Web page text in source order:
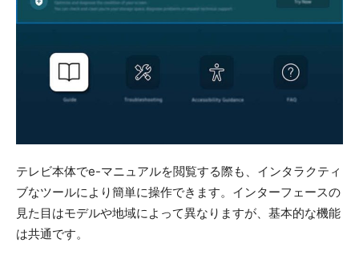
テレビ本体でe-マニュアルを閲覧する際も、インタラクティ
ブなツールにより簡単に操作できます。インターフェースの
見た目はモデルや地域によって異なりますが、基本的な機能
は共通です。